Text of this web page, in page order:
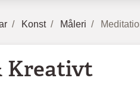
Konst Måleri
Kreativt